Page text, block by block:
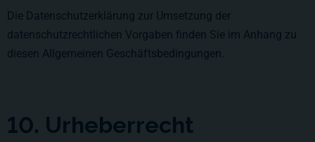
Die Datenschutzerklärung zur Umsetzung der
datenschutzrechtlichen Vorgaben finden Sie im Anhang zu
diesen Allgemeinen Geschäftsbedingungen.
10. Urheberrecht